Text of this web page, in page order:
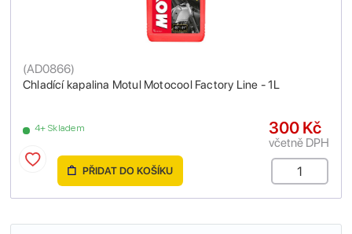
Chladící kapalina Motul Motocool Factory Line - 1L
(AD0866)
4+ Skladem 300 Kč
včetně DPH
PŘIDAT DO KOŠÍKU